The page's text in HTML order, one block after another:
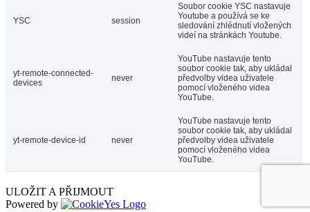
YSC session
Soubor cookie YSC nastavuje
Youtube a používá se ke
sledování zhlédnutí vložených
videí na stránkách Youtube.
yt-remote-connected-
devices
never
YouTube nastavuje tento
soubor cookie tak, aby ukládal
předvolby videa uživatele
pomocí vloženého videa
YouTube.
yt-remote-device-id never
YouTube nastavuje tento
soubor cookie tak, aby ukládal
předvolby videa uživatele
pomocí vloženého videa
YouTube.
ULOŽIT A PŘIJMOUT
Powered by